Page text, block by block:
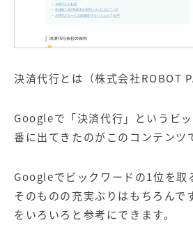
決済代行とは（株式会社ROBOT
Googleで「決済代行」というビ
番に出てきたのがこのコンテンツ
Googleでビックワードの1位を取
そのものの充実ぶりはもちろんで
をいろいろと参考にできます。